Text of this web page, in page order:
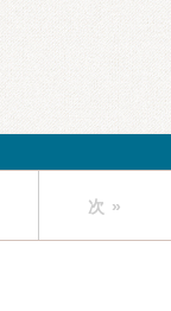
次 »